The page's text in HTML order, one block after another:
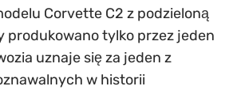
Corvette C2 z podzieloną
produkowano tylko przez jeden
uznaje się za jeden z
w historii